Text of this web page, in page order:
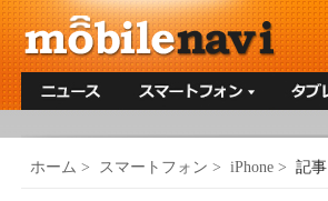
ホーム > スマートフォン > iPhone > 記事